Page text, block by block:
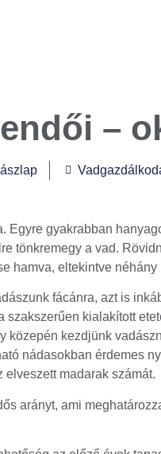
–
Egyre gyakrabban
tönkremegy a vad.
hamva, eltekintve néhány
fácánra, azt is
kialakított
közepén kezdjünk
nádasokban érdemes
madarak számát.
arányt, ami